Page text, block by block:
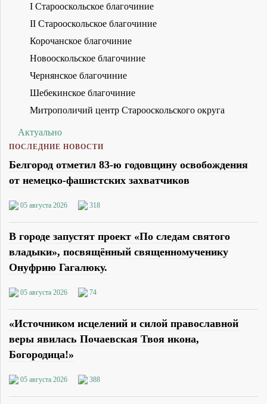
I Старооскольское благочиние
II Старооскольское благочиние
Корочанское благочиние
Новооскольское благочиние
Чернянское благочиние
Шебекинское благочиние
Митрополичий центр Старооскольского округа
Актуально
ПОСЛЕДНИЕ НОВОСТИ
Белгород отметил 83-ю годовщину освобождения
от немецко-фашистских захватчиков
05 августа 2026 318
В городе запустят проект «По следам святого
владыки», посвящённый священномученику
Онуфрию Гагалюку.
05 августа 2026 74
«Источником исцелений и силой православной
веры явилась Почаевская Твоя икона,
Богородица!»
05 августа 2026 388